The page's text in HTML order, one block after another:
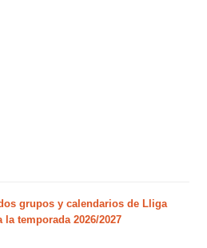
grupos y calendarios de Lliga
la temporada 2026/2027